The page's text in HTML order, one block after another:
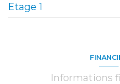
cuisine
Etage 1
Informations